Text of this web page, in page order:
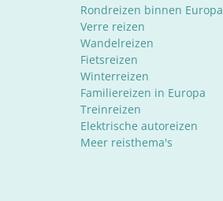
Rondreizen binnen Europa
Verre reizen
Wandelreizen
Fietsreizen
Winterreizen
Familiereizen in Europa
Treinreizen
Elektrische autoreizen
Meer reisthema's